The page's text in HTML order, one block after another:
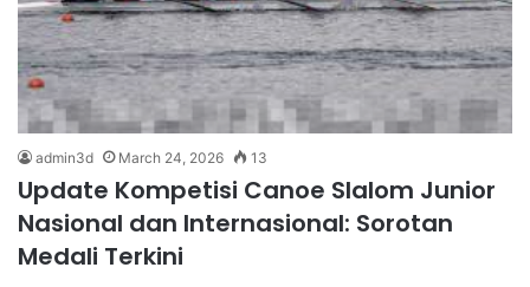
admin3d March 24, 2026 13
Update Kompetisi Canoe Slalom Junior
Nasional dan Internasional: Sorotan
Medali Terkini